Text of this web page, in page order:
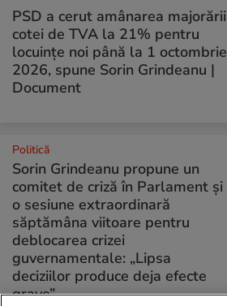
PSD a cerut amânarea majorării
cotei de TVA la 21% pentru
locuințe noi până la 1 octombrie
2026, spune Sorin Grindeanu |
Document
Politică
Sorin Grindeanu propune un
comitet de criză în Parlament și
o sesiune extraordinară
săptămâna viitoare pentru
deblocarea crizei
guvernamentale: „Lipsa
deciziilor produce deja efecte
grave”